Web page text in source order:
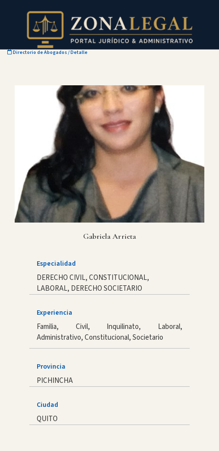
Directorio de Abogados/ Detalle
Gabriela Arrieta
Especialidad
DERECHO CIVIL, CONSTITUCIONAL,
LABORAL, DERECHO SOCIETARIO
Experiencia
Familia, Civil, Inquilinato, Laboral,
Administrativo, Constitucional, Societario
Provincia
PICHINCHA
Ciudad
QUITO